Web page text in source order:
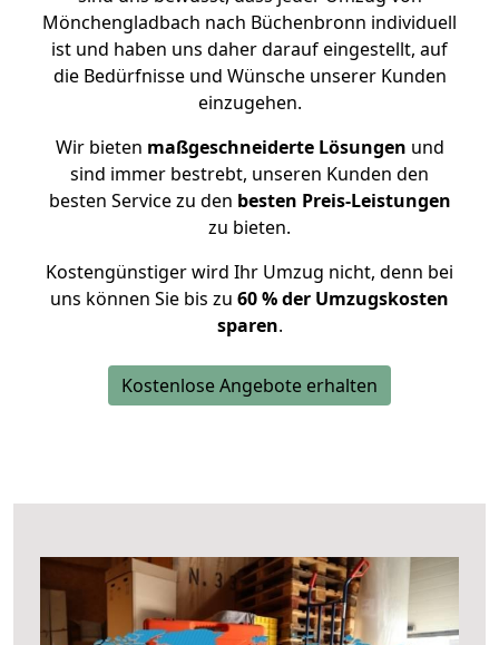
Mönchengladbach nach Büchenbronn individuell
ist und haben uns daher darauf eingestellt, auf
die Bedürfnisse und Wünsche unserer Kunden
einzugehen.
Wir bieten maßgeschneiderte Lösungen und
sind immer bestrebt, unseren Kunden den
besten Service zu den besten Preis-Leistungen
zu bieten.
Kostengünstiger wird Ihr Umzug nicht, denn bei
uns können Sie bis zu 60 % der Umzugskosten
sparen.
Kostenlose Angebote erhalten